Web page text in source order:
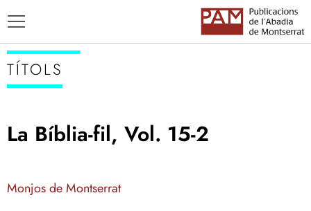
ENSENYAMENT CATALÀ
TÍTOLS
La Bíblia-fil, Vol. 15-2
Monjos de Montserrat